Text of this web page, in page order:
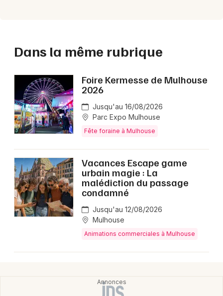
Dans la même rubrique
Foire Kermesse de Mulhouse
2026
Jusqu'au 16/08/2026
Parc Expo Mulhouse
Fête foraine à Mulhouse
Vacances Escape game
urbain magie : La
malédiction du passage
condamné
Jusqu'au 12/08/2026
Mulhouse
Animations commerciales à Mulhouse